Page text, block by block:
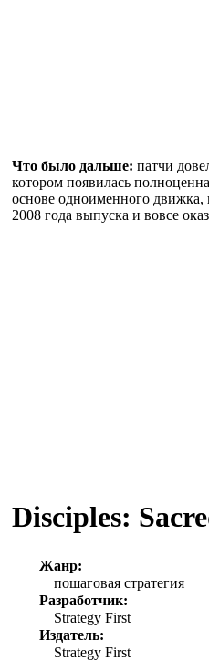
Что было дальше: патчи
котором появилась
основе одноименного движка,
2008 года выпуска и вовсе
Disciples:
Жанр:
пошаговая стратегия
Разработчик:
Strategy First
Издатель:
Strategy First